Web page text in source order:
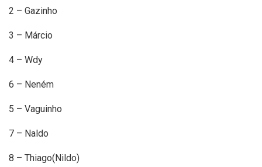
2 – Gazinho
3 – Márcio
4 – Wdy
6 – Neném
5 – Vaguinho
7 – Naldo
8 – Thiago(Nildo)